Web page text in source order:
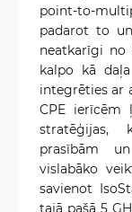
point-to-
padarot to
neatkarīgi no
kalpo kā
integrēties ar
CPE ierīcēm
stratēģijas,
prasībām
vislabāko
savienot
tajā pašā 5